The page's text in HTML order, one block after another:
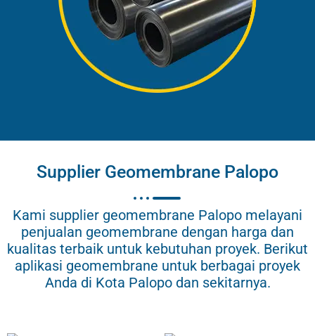
Supplier Geomembrane Palopo
Kami supplier geomembrane Palopo melayani
penjualan geomembrane dengan harga dan
kualitas terbaik untuk kebutuhan proyek. Berikut
aplikasi geomembrane untuk berbagai proyek
Anda di Kota Palopo dan sekitarnya.